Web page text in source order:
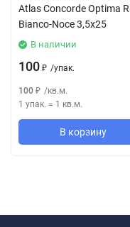
Atlas Concorde Optima R
Bianco-Noce 3,5х25
В наличии
100 ₽ /упак.
100 ₽ /кв.м.
1 упак. = 1 кв.м.
В корзину